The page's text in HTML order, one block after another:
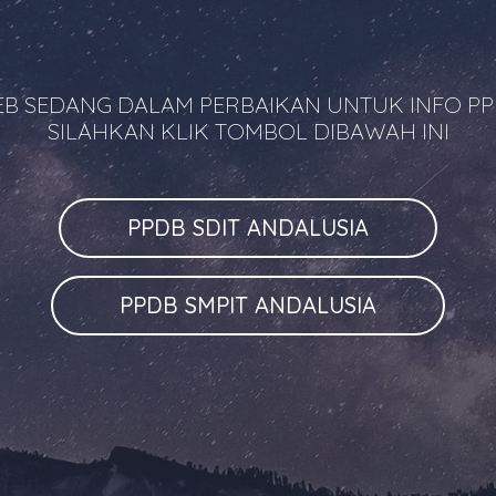
SEDANG DALAM PERBAIKAN UNTUK INFO
SILAHKAN KLIK TOMBOL DIBAWAH INI
PPDB SDIT ANDALUSIA
PPDB SMPIT ANDALUSIA